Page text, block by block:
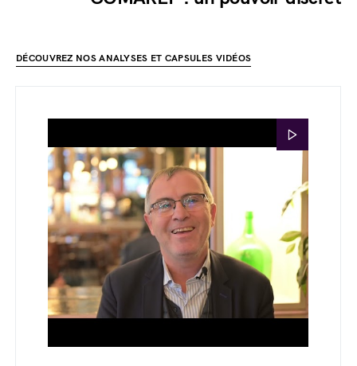
DÉCOUVREZ NOS ANALYSES ET CAPSULES VIDÉOS